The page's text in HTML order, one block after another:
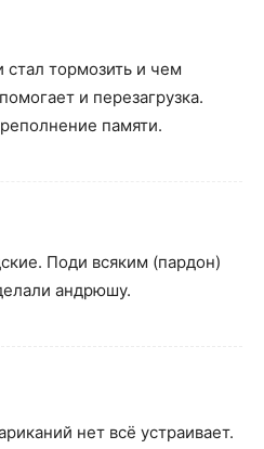
стал тормозить и чем
и перезагрузка.
памяти.
Поди всяким (пардон)
андрюшу.
нет всё устраивает.